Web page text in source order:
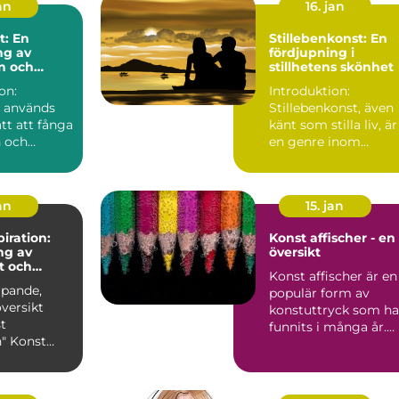
En
av
och
att fånga
och
16. jan
Stillebenkonst: En
fördjupning i
stillhetens skönhet
Introduktion:
Stillebenkonst, även
känt som stilla liv, är
en genre inom
som h...
av
och
k...
15. jan
Konst affischer - en
översikt
Konst affischer är en
populär form av
konstuttryck som
funnits i många år.